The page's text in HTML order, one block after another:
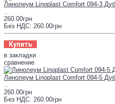
Линолеум Linoplast Comfort 094-3
..
260.00грн
Без НДС: 260.00грн
Купить
в закладки
сравнение
Линолеум Linoplast Comfort 094-5
..
260.00грн
Без НДС: 260.00грн